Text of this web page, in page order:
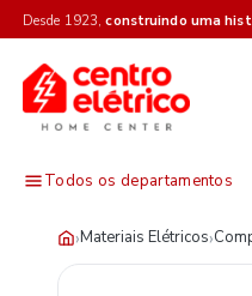
Desde 1923,construindo uma
Todos os departamentos
›Materiais Elétricos›